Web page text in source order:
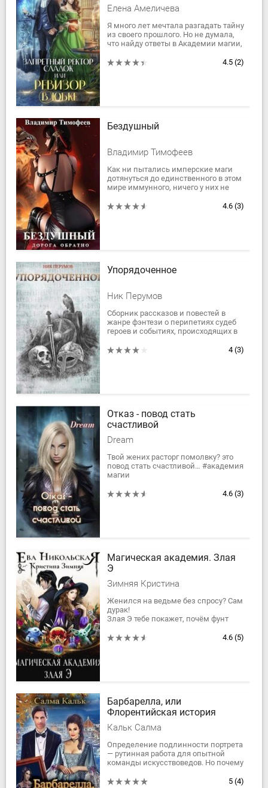
Елена Амеличева
Я много лет мечтала разгадать тайну
из своего прошлого. Но не думала,
что найду ответы в Академии магии,
– хотя так звучит лишь...
4.5 (2)
Бездушный
Владимир Тимофеев
Как ни пытались имперские маги
дотянуться до единственного в этом
мире иммунного, ничего у них не
смогли и в результате решили
4.6 (3)
Упорядоченное
Ник Перумов
Сборник рассказов и повестей в
жанре фэнтези о перипетиях судеб
героев и событиях, происходящих в
вселенной Ника Перумова
4 (3)
Отказ - повод стать
счастливой
Dream
Твой жених расторг помолвку? это
повод стать счастливой… #академия
магии
#сильная героиня
4.6 (3)
Магическая академия. Злая
Э
Зимняя Кристина
Женился на ведьме без спросу? Сам
дурак!
Злая Э тебе покажет, почём фунт
----------------------
4.6 (5)
Барбарелла, или
Флорентийская история
Кальк Салма
Определение подлинности портрета
— рутинная работа для опытной
команды искусствоведов. Но почему
снится всем, кто её видел? Почему...
5 (4)